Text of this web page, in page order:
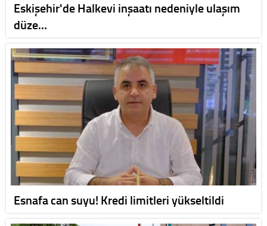
Eskişehir'de Halkevi inşaatı nedeniyle ulaşım
düze…
Esnafa can suyu! Kredi limitleri yükseltildi